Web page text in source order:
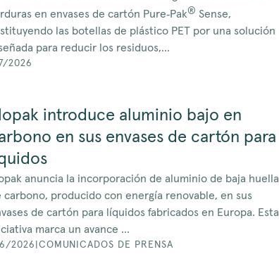
en envases de cartón Pure‑Pak® Sense,
las botellas de plástico PET por una solución
para reducir los residuos,...
2026
introduce aluminio bajo en
en sus envases de cartón para
anuncia la incorporación de aluminio de baja huella
carbono, producido con energía renovable, en sus
de cartón para líquidos fabricados en Europa. Esta
marca un avance ...
2026 COMUNICADOS DE PRENSA